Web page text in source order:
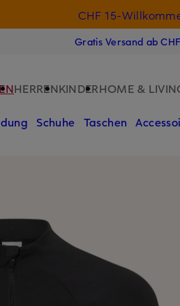
CHF 15-
Gratis Versand ab
HERRENKINDERHOME &
Schuhe Taschen